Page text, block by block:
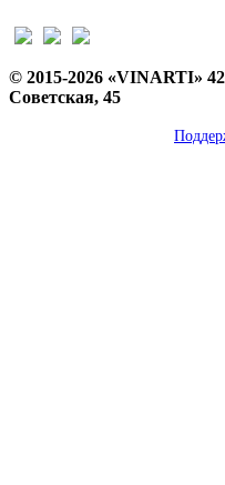
© 2015-2026 «VINARTI»
Советская, 45